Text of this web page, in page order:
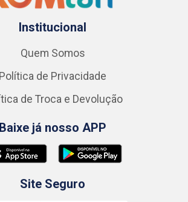
Institucional
Quem Somos
Política de Privacidade
de Troca e Devolução
Baixe já nosso APP
Site Seguro